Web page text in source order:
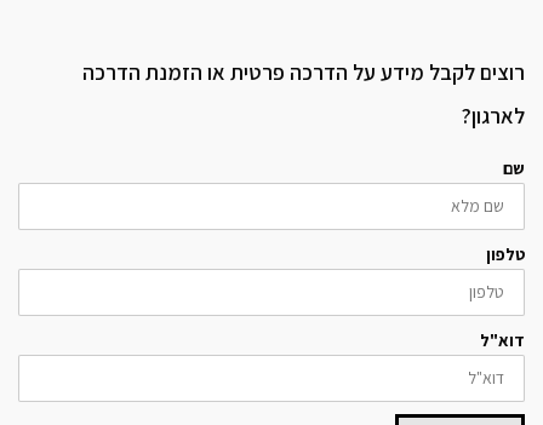
רוצים לקבל מידע על הדרכה פרטית או הזמנת הדרכה
לארגון?
שם
טלפון
דוא"ל